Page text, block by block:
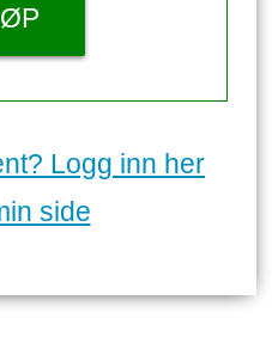
Logg inn her
side